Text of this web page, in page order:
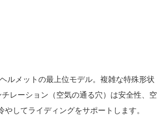
ルメットの最上位モデル。複雑な特殊形状
レーション（空気の通る穴）は安全性、空
してライディングをサポートします。